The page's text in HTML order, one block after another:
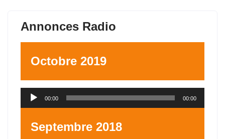
Annonces Radio
Octobre 2019
Lecteur
00:00 00:00
Septembre 2018